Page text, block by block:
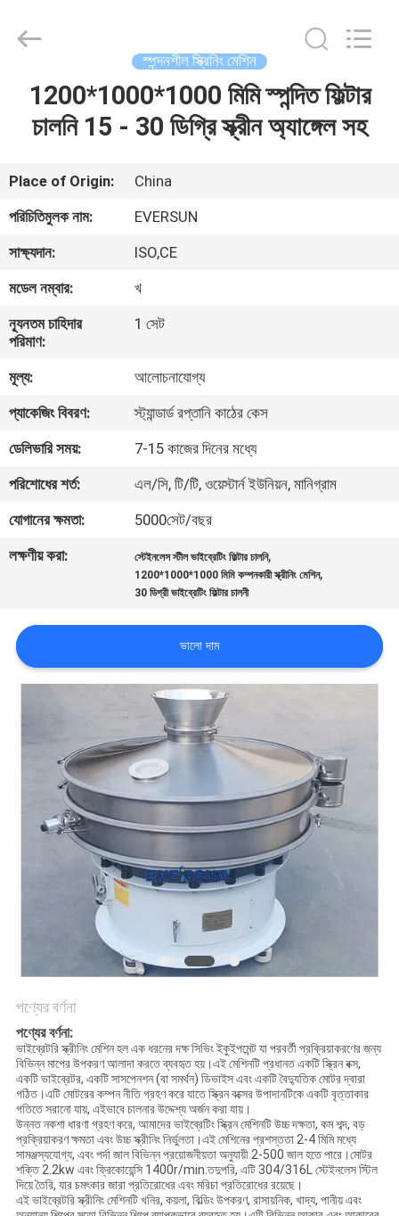
বাড়ি
VR
প্রদর্শন
আমাদের
সম্পর্কে
কারখানা
ভ্রমণ
মান
নিয়ন্ত্রণ
যোগাযোগ
উদ্ধৃতির
জন্য
আবেদন
সাইটম্যাপ
গোপনীয়তা
Reserved.
স্পন্দনশীল স্ক্রিনিং মেশিন
1200*1000*1000 মিমি স্পন্দিত ফিল্টার
চালনি 15 - 30 ডিগ্রি স্ক্রীন অ্যাঙ্গেল সহ
Place of Origin:
China
পরিচিতিমুলক নাম:
EVERSUN
সাক্ষ্যদান:
ISO,CE
মডেল নম্বার:
খ
ন্যূনতম চাহিদার
পরিমাণ:
1 সেট
মূল্য:
আলোচনাযোগ্য
প্যাকেজিং বিবরণ:
স্ট্যান্ডার্ড রপ্তানি কাঠের কেস
ডেলিভারি সময়:
7-15 কাজের দিনের মধ্যে
পরিশোধের শর্ত:
এল/সি, টি/টি, ওয়েস্টার্ন ইউনিয়ন, মানিগ্রাম
যোগানের ক্ষমতা:
5000সেট/বছর
লক্ষণীয় করা:
স্টেইনলেস স্টীল ভাইব্রেটিং ফিল্টার চালনি,
1200*1000*1000 মিমি কম্পনকারী স্ক্রীনিং মেশিন,
30 ডিগ্রী ভাইব্রেটিং ফিল্টার চালনী
ভালো দাম
পণ্যের বর্ণনা
পণ্যের বর্ণনা:
ভাইব্রেটরি স্ক্রীনিং মেশিন হল এক ধরনের দক্ষ সিভিং ইকুইপমেন্ট যা পরবর্তী প্রক্রিয়াকরণের জন্য
বিভিন্ন মাপের উপকরণ আলাদা করতে ব্যবহৃত হয়।এই মেশিনটি প্রধানত একটি স্ক্রিন বক্স,
একটি ভাইব্রেটর, একটি সাসপেনশন (বা সমর্থন) ডিভাইস এবং একটি বৈদ্যুতিক মোটর দ্বারা
গঠিত।এটি মোটরের কম্পন নীতি গ্রহণ করে যাতে স্ক্রিন বক্সের উপাদানটিকে একটি বৃত্তাকার
গতিতে সরানো যায়, এইভাবে চালনার উদ্দেশ্য অর্জন করা যায়।
উন্নত নকশা ধারণা গ্রহণ করে, আমাদের ভাইব্রেটিং স্ক্রিন মেশিনটি উচ্চ দক্ষতা, কম শব্দ, বড়
প্রক্রিয়াকরণ ক্ষমতা এবং উচ্চ স্ক্রীনিং নির্ভুলতা।এই মেশিনের প্রশস্ততা 2-4 মিমি মধ্যে
সামঞ্জস্যযোগ্য, এবং পর্দা জাল বিভিন্ন প্রয়োজনীয়তা অনুযায়ী 2-500 জাল হতে পারে।মোটর
শক্তি 2.2kw এবং ফ্রিকোয়েন্সি 1400r/min.তদুপরি, এটি 304/316L স্টেইনলেস স্টিল
দিয়ে তৈরি, যার চমৎকার জারা প্রতিরোধের এবং মরিচা প্রতিরোধের রয়েছে।
এই ভাইব্রেটরি স্ক্রীনিং মেশিনটি খনির, কয়লা, বিল্ডিং উপকরণ, রাসায়নিক, খাদ্য, পানীয় এবং